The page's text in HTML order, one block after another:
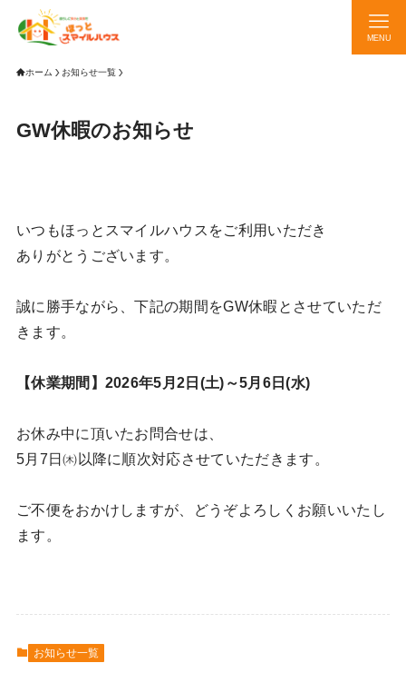
MENU
ホーム お知らせ一覧
GW休暇のお知らせ
いつもほっとスマイルハウスをご利用いただき
ありがとうございます。
誠に勝手ながら、下記の期間をGW休暇とさせていただ
きます。
【休業期間】2026年5月2日(土)～5月6日(水)
お休み中に頂いたお問合せは、
5月7日㈭以降に順次対応させていただきます。
ご不便をおかけしますが、どうぞよろしくお願いいたし
ます。
お知らせ一覧